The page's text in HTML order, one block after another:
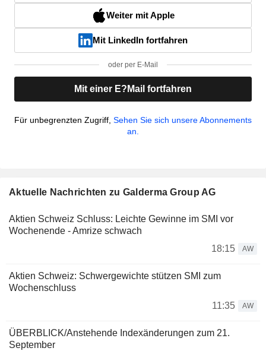
Weiter mit Apple
Mit LinkedIn fortfahren
oder per E-Mail
Mit einer E?Mail fortfahren
Für unbegrenzten Zugriff, Sehen Sie sich unsere Abonnements
an.
Aktuelle Nachrichten zu Galderma Group AG
Aktien Schweiz Schluss: Leichte Gewinne im SMI vor
Wochenende - Amrize schwach
18:15
AW
Aktien Schweiz: Schwergewichte stützen SMI zum
Wochenschluss
11:35
AW
ÜBERBLICK/Anstehende Indexänderungen zum 21.
September